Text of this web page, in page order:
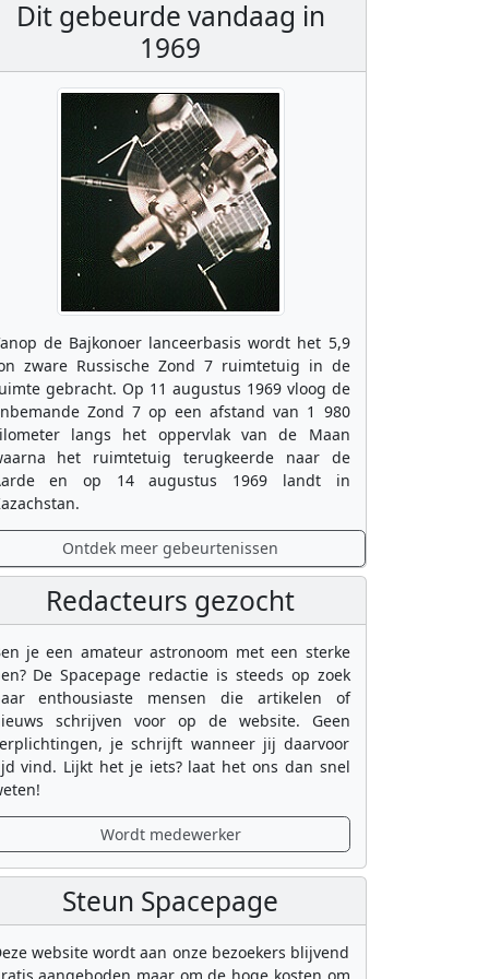
Dit gebeurde vandaag in
1969
de Bajkonoer lanceerbasis wordt het 5,9
zware Russische Zond 7 ruimtetuig in de
gebracht. Op 11 augustus 1969 vloog de
Zond 7 op een afstand van 1 980
langs het oppervlak van de Maan
het ruimtetuig terugkeerde naar de
en op 14 augustus 1969 landt in
Ontdek meer gebeurtenissen
Redacteurs gezocht
je een amateur astronoom met een sterke
De Spacepage redactie is steeds op zoek
enthousiaste mensen die artikelen of
schrijven voor op de website. Geen
je schrijft wanneer jij daarvoor
vind. Lijkt het je iets? laat het ons dan snel
Wordt medewerker
Steun Spacepage
website wordt aan onze bezoekers blijvend